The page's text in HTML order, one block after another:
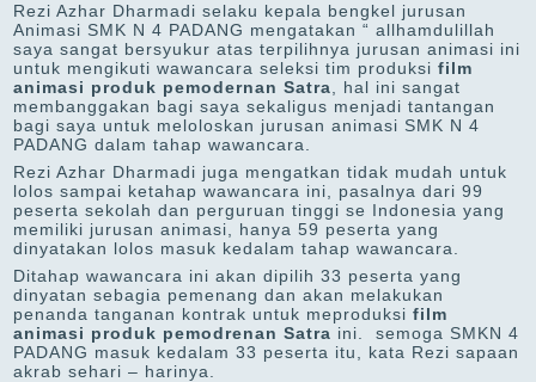
Rezi Azhar Dharmadi selaku kepala bengkel jurusan
Animasi SMK N 4 PADANG mengatakan “ allhamdulillah
saya sangat bersyukur atas terpilihnya jurusan animasi ini
untuk mengikuti wawancara seleksi tim produksi film
animasi produk pemodernan Satra , hal ini sangat
membanggakan bagi saya sekaligus menjadi tantangan
bagi saya untuk meloloskan jurusan animasi SMK N 4
PADANG dalam tahap wawancara.
Rezi Azhar Dharmadi juga mengatkan tidak mudah untuk
lolos sampai ketahap wawancara ini, pasalnya dari 99
peserta sekolah dan perguruan tinggi se Indonesia yang
memiliki jurusan animasi, hanya 59 peserta yang
dinyatakan lolos masuk kedalam tahap wawancara.
Ditahap wawancara ini akan dipilih 33 peserta yang
dinyatan sebagia pemenang dan akan melakukan
penanda tanganan kontrak untuk meproduksi film
animasi produk pemodrenan Satra ini. semoga SMKN 4
PADANG masuk kedalam 33 peserta itu, kata Rezi sapaan
akrab sehari – harinya.